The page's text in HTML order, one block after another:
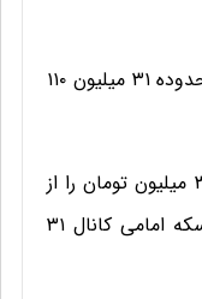
قیمت سکه امامی دیروز تا محدوده‌ ۳۱ میلیون و ۸۰ هزار تومان پایین آمد اما در نهایت در محدوده ۳۱ میلیون ۱۱۰
برخی از تحلیلگران اقتصادی باور دارند در صورتی که فلز گرانبهای داخلی کف حمایتی کانال ۳۱ میلیون تومان را از
دست دهد این امر ممکن است موجب قدرت گرفتن معامله‌گران کاهشی شود و در نتیجه سکه امامی کانال ۳۱